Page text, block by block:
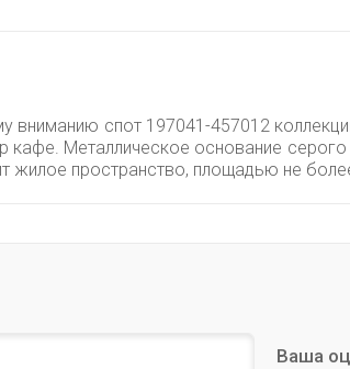
вниманию спот 197041-457012
кафе. Металлическое основание
жилое пространство, площадью не
Ваша